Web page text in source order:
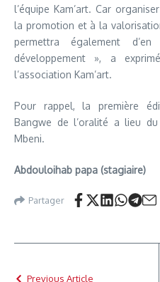
l’équipe Kam’art. Car
la promotion et à la
permettra également
développement », a
l’association Kam’art.
Pour rappel, la première
Bangwe de l’oralité a lieu
Mbeni.
Abdouloihab papa (stagiaire)
Partager
Previous Article